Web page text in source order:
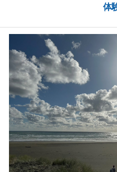
体